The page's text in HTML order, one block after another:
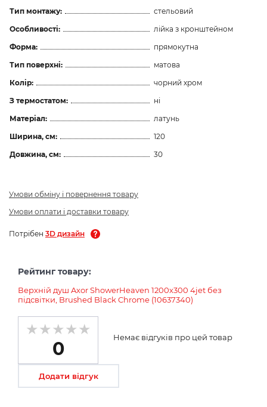
Тип монтажу:
стельовий
Особливості:
лійка з кронштейном
Форма:
прямокутна
Тип поверхні:
матова
Колір:
чорний хром
З термостатом:
ні
Матеріал:
латунь
Ширина, см:
120
Довжина, см:
30
Умови обміну і повернення товару
Умови оплати і доставки товару
Потрібен 3D дизайн
Рейтинг товару:
Верхній душ Axor ShowerHeaven 1200х300 4jet без
підсвітки, Brushed Black Chrome (10637340)
0
Немає відгуків про цей товар
Додати відгук